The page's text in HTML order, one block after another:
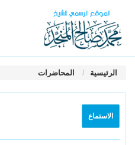
الرئيسية المحاضرات
الاستماع